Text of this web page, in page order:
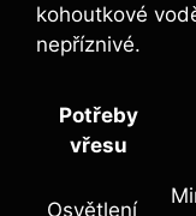
kohoutkové
nepříznivé.
Potřeby
vřesu
Osvětlení